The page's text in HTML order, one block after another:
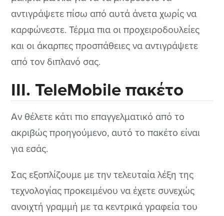
αντιγράψετε πίσω από αυτά άνετα χωρίς να
καρφώνεστε. Τέρμα πια οι προχειροδουλείες
και οι άκαρπες προσπάθειες να αντιγράψετε
από τον διπλανό σας.
ΙΙΙ. TeleMobile πακέτο
Αν θέλετε κάτι πιο επαγγελματικό από το
ακριβώς προηγούμενο, αυτό το πακέτο είναι
για εσάς.
Σας εξοπλίζουμε με την τελευταία λέξη της
τεχνολογίας προκειμένου να έχετε συνεχώς
ανοιχτή γραμμή με τα κεντρικά γραφεία του